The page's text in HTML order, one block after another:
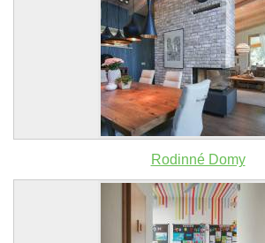
Rodinné Domy